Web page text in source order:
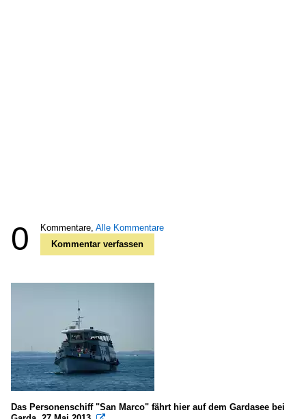
0 Kommentare, Alle Kommentare
Kommentar verfassen
Das Personenschiff "San Marco" fährt hier auf dem Gardasee bei